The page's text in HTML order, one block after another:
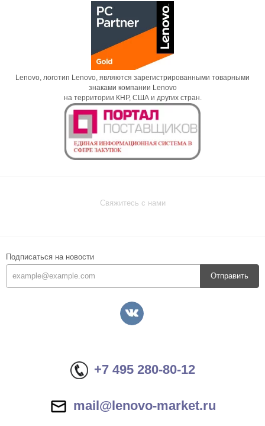
Lenovo, логотип Lenovo, являются зарегистрированными товарными
знаками компании Lenovo
на территории КНР, США и других стран.
Свяжитесь с нами
Подписаться на новости
Отправить
+7 495 280-80-12
mail@lenovo-market.ru